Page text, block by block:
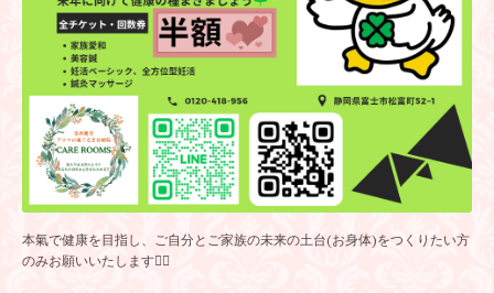
本氣で健康を目指し、ご自分とご家族の未来の土台(お身体)をつくりたい方
のみお願いいたします❤️‍🔥